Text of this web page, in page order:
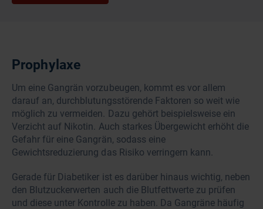
Prophylaxe
Um eine Gangrän vorzubeugen, kommt es vor allem
darauf an, durchblutungsstörende Faktoren so weit wie
möglich zu vermeiden. Dazu gehört beispielsweise ein
Verzicht auf Nikotin. Auch starkes Übergewicht erhöht die
Gefahr für eine Gangrän, sodass eine
Gewichtsreduzierung das Risiko verringern kann.
Gerade für Diabetiker ist es darüber hinaus wichtig, neben
den Blutzuckerwerten auch die Blutfettwerte zu prüfen
und diese unter Kontrolle zu haben. Da Gangräne häufig